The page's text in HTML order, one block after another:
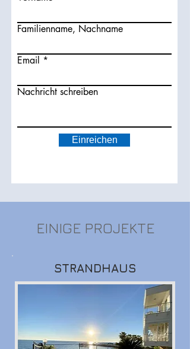
Familienname, Nachname
Email
Nachricht schreiben
Einreichen
EINIGE PROJEKTE
STRANDHAUS